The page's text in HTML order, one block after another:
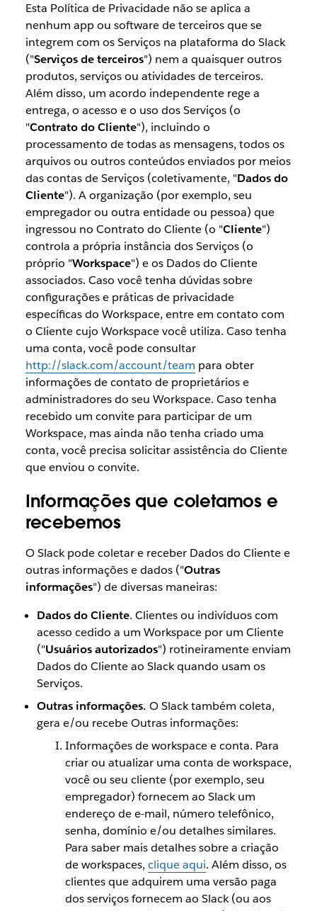
Esta Política de Privacidade não se aplica a
nenhum app ou software de terceiros que se
integrem com os Serviços na plataforma do Slack
("Serviços de terceiros") nem a quaisquer outros
produtos, serviços ou atividades de terceiros.
Além disso, um acordo independente rege a
entrega, o acesso e o uso dos Serviços (o
"Contrato do Cliente"), incluindo o
processamento de todas as mensagens, todos os
arquivos ou outros conteúdos enviados por meios
das contas de Serviços (coletivamente, "Dados do
Cliente"). A organização (por exemplo, seu
empregador ou outra entidade ou pessoa) que
ingressou no Contrato do Cliente (o "Cliente")
controla a própria instância dos Serviços (o
próprio "Workspace") e os Dados do Cliente
associados. Caso você tenha dúvidas sobre
configurações e práticas de privacidade
específicas do Workspace, entre em contato com
o Cliente cujo Workspace você utiliza. Caso tenha
uma conta, você pode consultar
http://slack.com/account/team para obter
informações de contato de proprietários e
administradores do seu Workspace. Caso tenha
recebido um convite para participar de um
Workspace, mas ainda não tenha criado uma
conta, você precisa solicitar assistência do Cliente
que enviou o convite.
Informações que coletamos e
recebemos
O Slack pode coletar e receber Dados do Cliente e
outras informações e dados ("Outras
informações") de diversas maneiras:
Dados do Cliente. Clientes ou indivíduos com
acesso cedido a um Workspace por um Cliente
("Usuários autorizados") rotineiramente enviam
Dados do Cliente ao Slack quando usam os
Serviços.
Outras informações. O Slack também coleta,
gera e/ou recebe Outras informações:
Informações de workspace e conta. Para
criar ou atualizar uma conta de workspace,
você ou seu cliente (por exemplo, seu
empregador) fornecem ao Slack um
endereço de e-mail, número telefônico,
senha, domínio e/ou detalhes similares.
Para saber mais detalhes sobre a criação
de workspaces, clique aqui. Além disso, os
clientes que adquirem uma versão paga
dos serviços fornecem ao Slack (ou aos